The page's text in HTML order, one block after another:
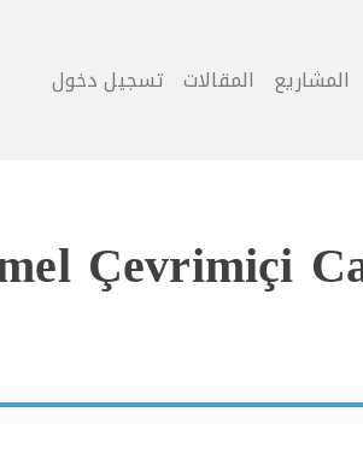
المشاريع المقالات تسجيل دخول
Çevrimiçi